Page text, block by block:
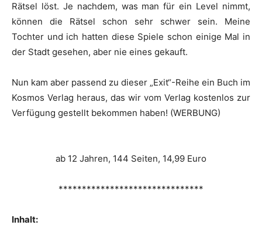
Rätsel löst. Je nachdem, was man für ein Level nimmt,
können die Rätsel schon sehr schwer sein. Meine
Tochter und ich hatten diese Spiele schon einige Mal in
der Stadt gesehen, aber nie eines gekauft.
Nun kam aber passend zu dieser „Exit“-Reihe ein Buch im
Kosmos Verlag heraus, das wir vom Verlag kostenlos zur
Verfügung gestellt bekommen haben! (WERBUNG)
ab 12 Jahren, 144 Seiten, 14,99 Euro
*******************************
Inhalt: